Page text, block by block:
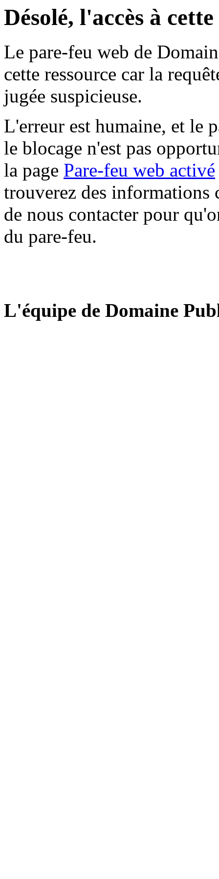
Désolé, l'accès à
Le pare-feu web de
cette ressource car la
jugée suspicieuse.
L'erreur est humaine, et le
le blocage n'est pas
la page Pare-feu web activé
trouverez des informations
de nous contacter pour
du pare-feu.
L'équipe de Domaine